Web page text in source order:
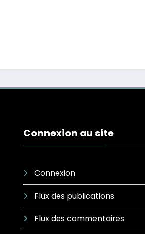
Connexion au site
Connexion
Flux des publications
Flux des commentaires